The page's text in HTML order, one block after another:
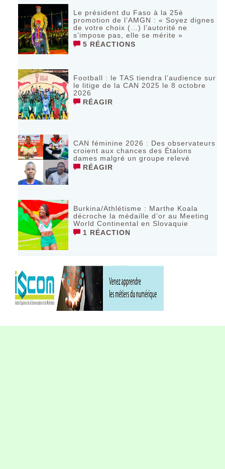
Le président du Faso à la 25è
promotion de l’AMGN : « Soyez dignes
de votre choix (…) l’autorité ne
s’impose pas, elle se mérite »
5 RÉACTIONS
Football : le TAS tiendra l’audience sur
le litige de la CAN 2025 le 8 octobre
2026
RÉAGIR
CAN féminine 2026 : Des observateurs
croient aux chances des Étalons
dames malgré un groupe relevé
RÉAGIR
Burkina/Athlétisme : Marthe Koala
décroche la médaille d’or au Meeting
World Continental en Slovaquie ‎
1 RÉACTION